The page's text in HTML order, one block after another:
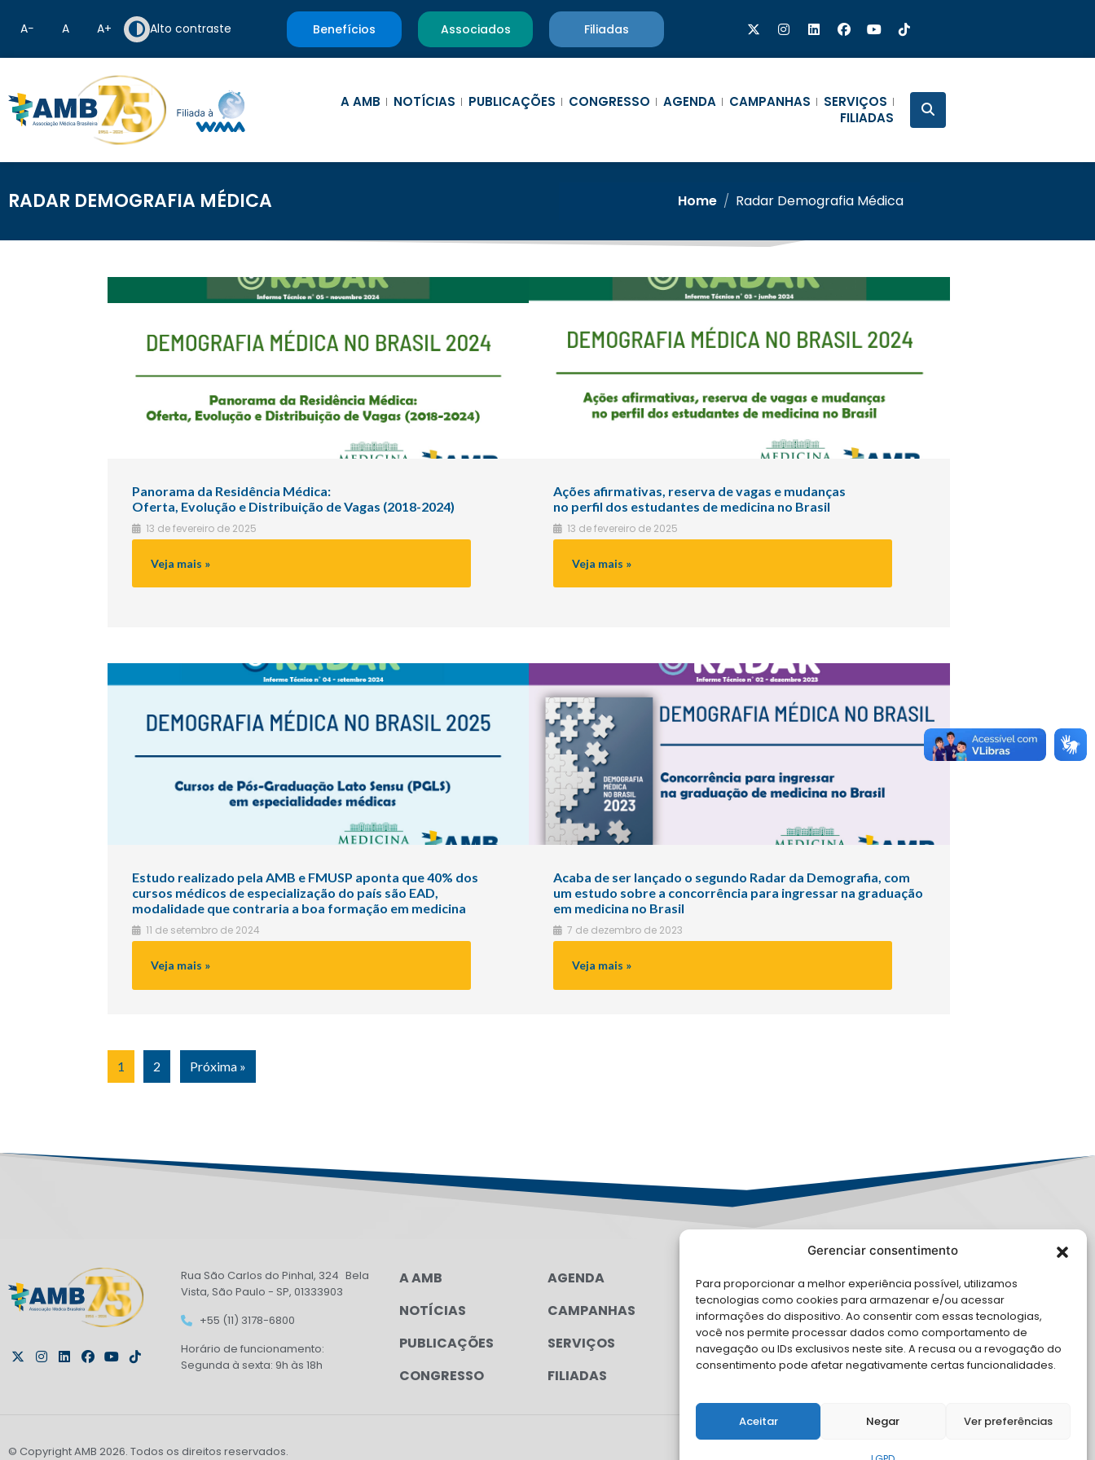
Gerenciar consentimento
Para proporcionar a melhor experiência possível, utilizamos
tecnologias como cookies para armazenar e/ou acessar
informações do dispositivo. Ao consentir com essas tecnologias,
você nos permite processar dados como comportamento de
navegação ou IDs exclusivos neste site. A recusa ou a revogação do
consentimento pode afetar negativamente certas funcionalidades.
Aceitar Negar Ver preferências
A− A A+ Alto contraste Benefícios Associados Filiadas
A AMB NOTÍCIAS PUBLICAÇÕES CONGRESSO AGENDA CAMPANHAS
SERVIÇOS
FILIADAS
RADAR DEMOGRAFIA MÉDICA Home / Radar Demografia Médica
Panorama da Residência Médica:
Oferta, Evolução e Distribuição de Vagas (2018-2024)
13 de fevereiro de 2025
RM_DemografiaMedicaBaixar
Veja mais »
Ações afirmativas, reserva de vagas e mudanças
no perfil dos estudantes de medicina no Brasil
13 de fevereiro de 2025
Reserva
Veja mais »
Estudo realizado pela AMB e FMUSP aponta que 40% dos
cursos médicos de especialização do país são EAD,
modalidade que contraria a boa formação em medicina
11 de setembro de 2024
Recente
Veja mais »
Acaba de ser lançado o segundo Radar da Demografia, com
um estudo sobre a concorrência para ingressar na graduação
em medicina no Brasil
7 de dezembro de 2023
O
Veja mais »
1 2 Próxima »
Rua São Carlos do Pinhal, 324 Bela
Vista, São Paulo - SP, 01333903
+55 (11) 3178-6800
Horário de funcionamento:
Segunda à sexta: 9h às 18h
A AMB
NOTÍCIAS
PUBLICAÇÕES
CONGRESSO
AGENDA
CAMPANHAS
SERVIÇOS
FILIADAS
LGPD
FALE CONOSCO
Solicite Apoio Institucional da AMB
para o seu evento
© Copyright AMB 2026. Todos os direitos reservados.